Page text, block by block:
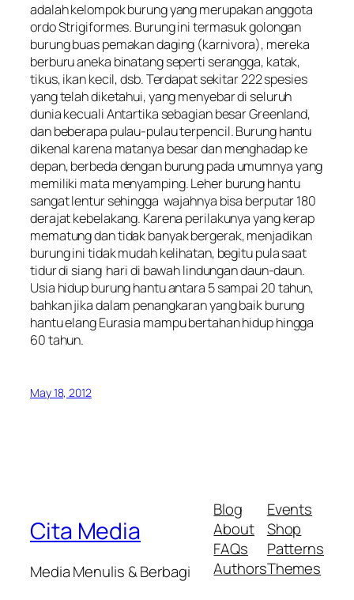
adalah kelompok burung yang merupakan anggota
ordo Strigiformes. Burung ini termasuk golongan
burung buas pemakan daging (karnivora), mereka
berburu aneka binatang seperti serangga, katak,
tikus, ikan kecil, dsb. Terdapat sekitar 222 spesies
yang telah diketahui, yang menyebar di seluruh
dunia kecuali Antartika sebagian besar Greenland,
dan beberapa pulau-pulau terpencil. Burung hantu
dikenal karena matanya besar dan menghadap ke
depan, berbeda dengan burung pada umumnya yang
memiliki mata menyamping. Leher burung hantu
sangat lentur sehingga wajahnya bisa berputar 180
derajat kebelakang. Karena perilakunya yang kerap
mematung dan tidak banyak bergerak, menjadikan
burung ini tidak mudah kelihatan, begitu pula saat
tidur di siang hari di bawah lindungan daun-daun.
Usia hidup burung hantu antara 5 sampai 20 tahun,
bahkan jika dalam penangkaran yang baik burung
hantu elang Eurasia mampu bertahan hidup hingga
60 tahun.
May 18, 2012
Cita Media
Media Menulis & Berbagi
Blog
About
FAQs
Authors
Events
Shop
Patterns
Themes